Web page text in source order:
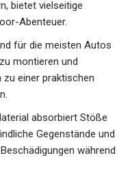
bietet vielseitige
Abenteuer.
für die meisten Autos
montieren und
einer praktischen
absorbiert Stöße
Gegenstände und
während